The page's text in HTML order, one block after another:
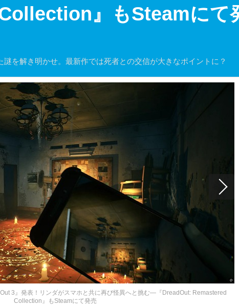
』もSteamにて
を解き明かせ。最新作では死者との交信が大きなポイントに？
3』発表！リンダがスマホと共に再び怪異へと挑む―『DreadOut: Remastered
Collection』もSteamにて発売